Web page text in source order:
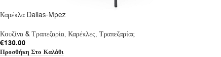
Καρέκλα Dallas-Mpez
Κουζίνα & Τραπεζαρία, Καρέκλες, Τραπεζαρίας
€130.00
Προσθήκη Στο Καλάθι